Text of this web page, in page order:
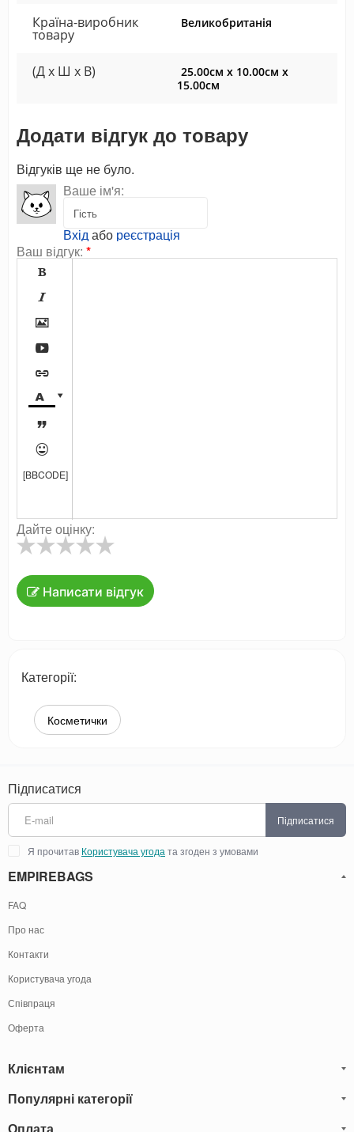
Країна-виробник
товару
Великобританія
(Д x Ш x В)
25.00см x 10.00см x
15.00см
Додати відгук до товару
Відгуків ще не було.
Ваше ім'я:
Вхідабо реєстрація
Ваш відгук: *









[BBCODE]
Дайте оцінку:
Написати відгук
Категорії:
Косметички
Підписатися
Підписатися
Я прочитав Користувача угода та згоден з умовами
EMPIREBAGS
FAQ
Про нас
Контакти
Користувача угода
Співпраця
Оферта
Клієнтам
Блог
Обмін та Повернення
Популярні категорії
Чоловічі шкіряні сумки